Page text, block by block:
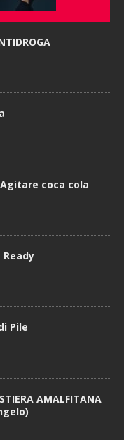
coca cola
Ready
Pile
AMALFITANA